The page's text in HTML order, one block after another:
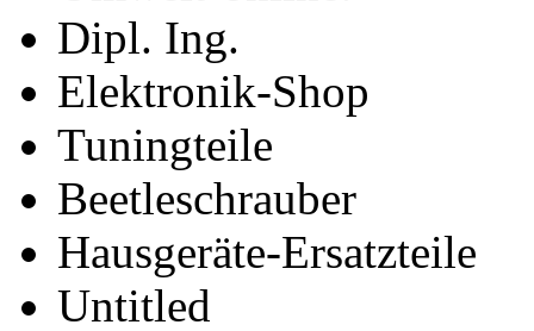
Dipl. Ing.
Elektronik-Shop
Tuningteile
Beetleschrauber
Hausgeräte-Ersatzteile
Untitled